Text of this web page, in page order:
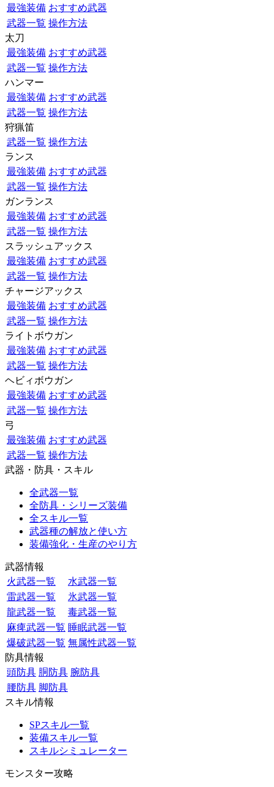
最強装備 おすすめ武器
武器一覧 操作方法
太刀
最強装備 おすすめ武器
武器一覧 操作方法
ハンマー
最強装備 おすすめ武器
武器一覧 操作方法
狩猟笛
武器一覧 操作方法
ランス
最強装備 おすすめ武器
武器一覧 操作方法
ガンランス
最強装備 おすすめ武器
武器一覧 操作方法
スラッシュアックス
最強装備 おすすめ武器
武器一覧 操作方法
チャージアックス
最強装備 おすすめ武器
武器一覧 操作方法
ライトボウガン
最強装備 おすすめ武器
武器一覧 操作方法
ヘビィボウガン
最強装備 おすすめ武器
武器一覧 操作方法
弓
最強装備 おすすめ武器
武器一覧 操作方法
武器・防具・スキル
全武器一覧
全防具・シリーズ装備
全スキル一覧
武器種の解放と使い方
装備強化・生産のやり方
武器情報
火武器一覧
水武器一覧
雷武器一覧
氷武器一覧
龍武器一覧
毒武器一覧
麻痺武器一覧 睡眠武器一覧
爆破武器一覧 無属性武器一覧
防具情報
頭防具 胴防具 腕防具
腰防具 脚防具
スキル情報
SPスキル一覧
装備スキル一覧
スキルシミュレーター
モンスター攻略